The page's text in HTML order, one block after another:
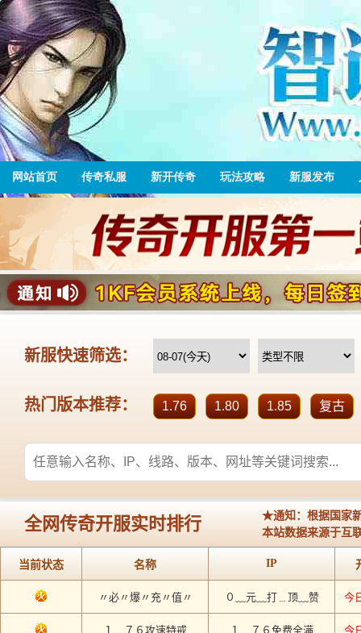
网站首页 传奇私服 新开传奇 玩法攻略 新服发布